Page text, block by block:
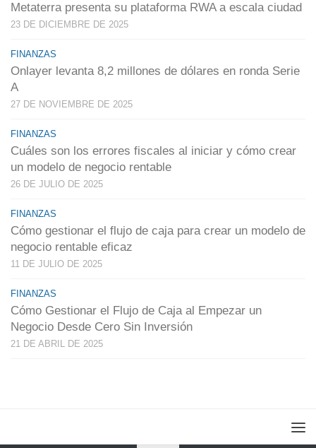
Metaterra presenta su plataforma RWA a escala ciudad
23 DE DICIEMBRE DE 2025
FINANZAS
Onlayer levanta 8,2 millones de dólares en ronda Serie
A
27 DE NOVIEMBRE DE 2025
FINANZAS
Cuáles son los errores fiscales al iniciar y cómo crear
un modelo de negocio rentable
26 DE JULIO DE 2025
FINANZAS
Cómo gestionar el flujo de caja para crear un modelo de
negocio rentable eficaz
11 DE JULIO DE 2025
FINANZAS
Cómo Gestionar el Flujo de Caja al Empezar un
Negocio Desde Cero Sin Inversión
21 DE ABRIL DE 2025